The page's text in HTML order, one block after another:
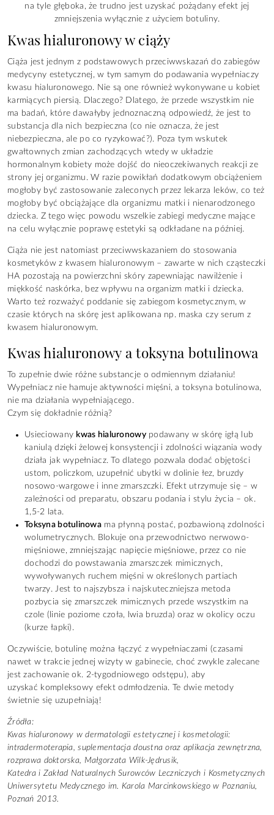
na tyle głęboka, że trudno jest uzyskać pożądany efekt jej
zmniejszenia wyłącznie z użyciem botuliny.
Kwas hialuronowy w ciąży
Ciąża jest jednym z podstawowych przeciwwskazań do zabiegów
medycyny estetycznej, w tym samym do podawania wypełniaczy
kwasu hialuronowego. Nie są one również wykonywane u kobiet
karmiących piersią. Dlaczego? Dlatego, że przede wszystkim nie
ma badań, które dawałyby jednoznaczną odpowiedź, że jest to
substancja dla nich bezpieczna (co nie oznacza, że jest
niebezpieczna, ale po co ryzykować?). Poza tym wskutek
gwałtownych zmian zachodzących wtedy w układzie
hormonalnym kobiety może dojść do nieoczekiwanych reakcji ze
strony jej organizmu. W razie powikłań dodatkowym obciążeniem
mogłoby być zastosowanie zaleconych przez lekarza leków, co też
mogłoby być obciążające dla organizmu matki i nienarodzonego
dziecka. Z tego więc powodu wszelkie zabiegi medyczne mające
na celu wyłącznie poprawę estetyki są odkładane na później.
Ciąża nie jest natomiast przeciwwskazaniem do stosowania
kosmetyków z kwasem hialuronowym – zawarte w nich cząsteczki
HA pozostają na powierzchni skóry zapewniając nawilżenie i
miękkość naskórka, bez wpływu na organizm matki i dziecka.
Warto też rozważyć poddanie się zabiegom kosmetycznym, w
czasie których na skórę jest aplikowana np. maska czy serum z
kwasem hialuronowym.
Kwas hialuronowy a toksyna botulinowa
To zupełnie dwie różne substancje o odmiennym działaniu!
Wypełniacz nie hamuje aktywności mięśni, a toksyna botulinowa,
nie ma działania wypełniającego.
Czym się dokładnie różnią?
Usieciowany kwas hialuronowypodawany w skórę igłą lub
kaniulą dzięki żelowej konsystencji i zdolności wiązania wody
działa jak wypełniacz. To dlatego pozwala dodać objętości
ustom, policzkom, uzupełnić ubytki w dolinie łez, bruzdy
nosowo-wargowe i inne zmarszczki. Efekt utrzymuje się – w
zależności od preparatu, obszaru podania i stylu życia – ok.
1,5-2 lata.
Toksyna botulinowa ma płynną postać, pozbawioną zdolności
wolumetrycznych. Blokuje ona przewodnictwo nerwowo-
mięśniowe, zmniejszając napięcie mięśniowe, przez co nie
dochodzi do powstawania zmarszczek mimicznych,
wywoływanych ruchem mięśni w określonych partiach
twarzy. Jest to najszybsza i najskuteczniejsza metoda
pozbycia się zmarszczek mimicznych przede wszystkim na
czole (linie poziome czoła, lwia bruzda) oraz w okolicy oczu
(kurze łapki).
Oczywiście, botulinę można łączyć z wypełniaczami (czasami
nawet w trakcie jednej wizyty w gabinecie, choć zwykle zalecane
jest zachowanie ok. 2-tygodniowego odstępu), aby
uzyskać kompleksowy efekt odmłodzenia. Te dwie metody
świetnie się uzupełniają!
Źródła:
Kwas hialuronowy w dermatologii estetycznej i kosmetologii:
intradermoterapia, suplementacja doustna oraz aplikacja zewnętrzna,
rozprawa doktorska, Małgorzata Wilk-Jędrusik,
Katedra i Zakład Naturalnych Surowców Leczniczych i Kosmetycznych
Uniwersytetu Medycznego im. Karola Marcinkowskiego w Poznaniu,
Poznań 2013.